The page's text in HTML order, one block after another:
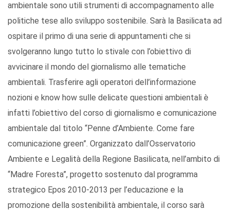
ambientale sono utili strumenti di accompagnamento alle
politiche tese allo sviluppo sostenibile. Sarà la Basilicata ad
ospitare il primo di una serie di appuntamenti che si
svolgeranno lungo tutto lo stivale con l’obiettivo di
avvicinare il mondo del giornalismo alle tematiche
ambientali. Trasferire agli operatori dell’informazione
nozioni e know how sulle delicate questioni ambientali è
infatti l’obiettivo del corso di giornalismo e comunicazione
ambientale dal titolo “Penne d’Ambiente. Come fare
comunicazione green”. Organizzato dall’Osservatorio
Ambiente e Legalità della Regione Basilicata, nell’ambito di
“Madre Foresta”, progetto sostenuto dal programma
strategico Epos 2010-2013 per l’educazione e la
promozione della sostenibilità ambientale, il corso sarà